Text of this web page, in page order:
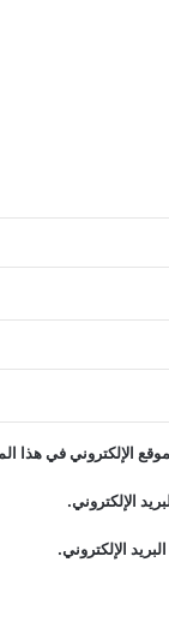
الإلكتروني في هذا
الإلكتروني.
الإلكتروني.